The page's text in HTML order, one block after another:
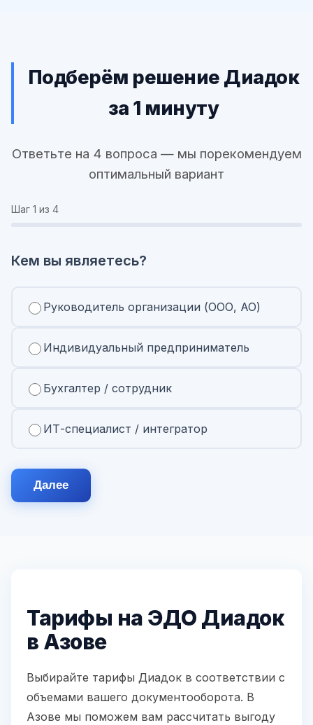
Подберём решение Диадок
за 1 минуту
Ответьте на 4 вопроса — мы порекомендуем
оптимальный вариант
Шаг 1 из 4
Кем вы являетесь?
Руководитель организации (ООО, АО)
Индивидуальный предприниматель
Бухгалтер / сотрудник
ИТ-специалист / интегратор
Далее
Тарифы на ЭДО Диадок
в Азове
Выбирайте тарифы Диадок в соответствии с
объемами вашего документооборота. В
Азове мы поможем вам рассчитать выгоду